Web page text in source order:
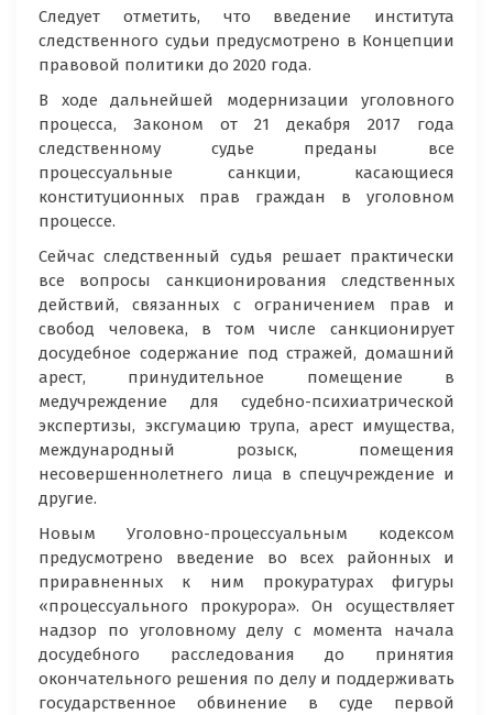
Следует отметить, что введение института
следственного судьи предусмотрено в Концепции
правовой политики до 2020 года.
В ходе дальнейшей модернизации уголовного
процесса, Законом от 21 декабря 2017 года
следственному судье преданы все
процессуальные санкции, касающиеся
конституционных прав граждан в уголовном
процессе.
Сейчас следственный судья решает практически
все вопросы санкционирования следственных
действий, связанных с ограничением прав и
свобод человека, в том числе санкционирует
досудебное содержание под стражей, домашний
арест, принудительное помещение в
медучреждение для судебно-психиатрической
экспертизы, эксгумацию трупа, арест имущества,
международный розыск, помещения
несовершеннолетнего лица в спецучреждение и
другие.
Новым Уголовно-процессуальным кодексом
предусмотрено введение во всех районных и
приравненных к ним прокуратурах фигуры
«процессуального прокурора». Он осуществляет
надзор по уголовному делу с момента начала
досудебного расследования до принятия
окончательного решения по делу и поддерживать
государственное обвинение в суде первой